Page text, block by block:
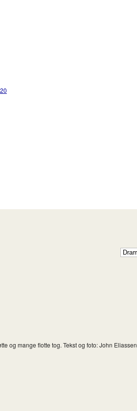
og mange flotte tog. Tekst og foto: John Eliassen